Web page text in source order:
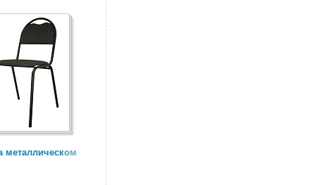
металлическом
ИЗО, стулья